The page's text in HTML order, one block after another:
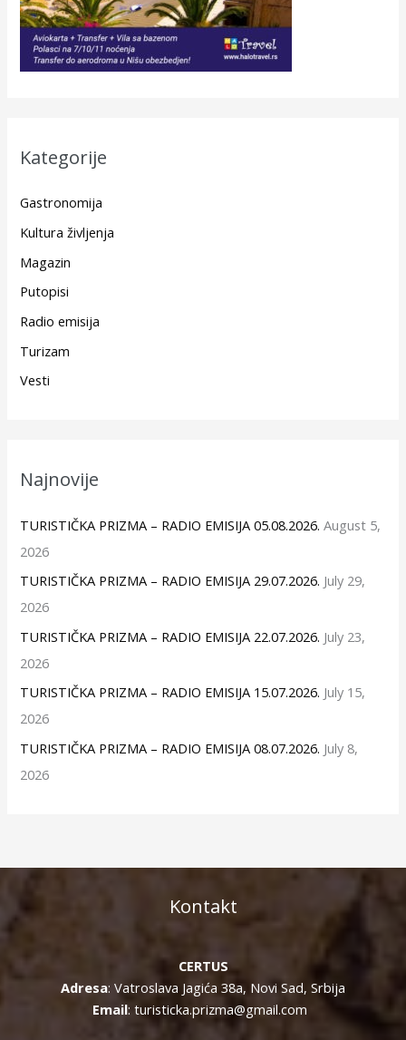
Kategorije
Gastronomija
Kultura življenja
Magazin
Putopisi
Radio emisija
Turizam
Vesti
Najnovije
TURISTIČKA PRIZMA – RADIO EMISIJA 05.08.2026. August 5,
2026
TURISTIČKA PRIZMA – RADIO EMISIJA 29.07.2026. July 29,
2026
TURISTIČKA PRIZMA – RADIO EMISIJA 22.07.2026. July 23,
2026
TURISTIČKA PRIZMA – RADIO EMISIJA 15.07.2026. July 15,
2026
TURISTIČKA PRIZMA – RADIO EMISIJA 08.07.2026. July 8,
2026
Kontakt
CERTUS
Adresa: Vatroslava Jagića 38a, Novi Sad, Srbija
Email: turisticka.prizma@gmail.com